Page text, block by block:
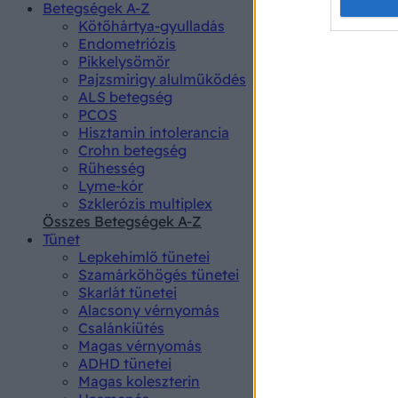
Betegségek A-Z
Kötőhártya-gyulladás
Endometriózis
Pikkelysömör
Pajzsmirigy alulműködés
ALS betegség
PCOS
Hisztamin intolerancia
Crohn betegség
Rühesség
Lyme-kór
Szklerózis multiplex
Összes Betegségek A-Z
Tünet
Lepkehimlő tünetei
Szamárköhögés tünetei
Skarlát tünetei
Alacsony vérnyomás
Csalánkiütés
Magas vérnyomás
ADHD tünetei
Magas koleszterin